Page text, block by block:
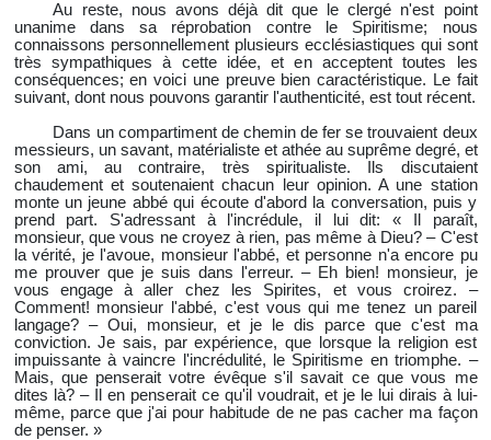
Au reste, nous avons déjà dit que le clergé n'est point
unanime dans sa réprobation contre le Spiritisme; nous
connaissons personnellement plusieurs ecclésiastiques qui sont
très sympathiques à cette idée, et en acceptent toutes les
conséquences; en voici une preuve bien caractéristique. Le fait
suivant, dont nous pouvons garantir l'authenticité, est tout récent.
Dans un compartiment de chemin de fer se trouvaient deux
messieurs, un savant, matérialiste et athée au suprême degré, et
son ami, au contraire, très spiritualiste. Ils discutaient
chaudement et soutenaient chacun leur opinion. A une station
monte un jeune abbé qui écoute d'abord la conversation, puis y
prend part. S'adressant à l'incrédule, il lui dit: « Il paraît,
monsieur, que vous ne croyez à rien, pas même à Dieu? – C'est
la vérité, je l'avoue, monsieur l'abbé, et personne n'a encore pu
me prouver que je suis dans l'erreur. – Eh bien! monsieur, je
vous engage à aller chez les Spirites, et vous croirez. –
Comment! monsieur l'abbé, c'est vous qui me tenez un pareil
langage? – Oui, monsieur, et je le dis parce que c'est ma
conviction. Je sais, par expérience, que lorsque la religion est
impuissante à vaincre l'incrédulité, le Spiritisme en triomphe. –
Mais, que penserait votre évêque s'il savait ce que vous me
dites là? – Il en penserait ce qu'il voudrait, et je le lui dirais à lui-
même, parce que j'ai pour habitude de ne pas cacher ma façon
de penser. »